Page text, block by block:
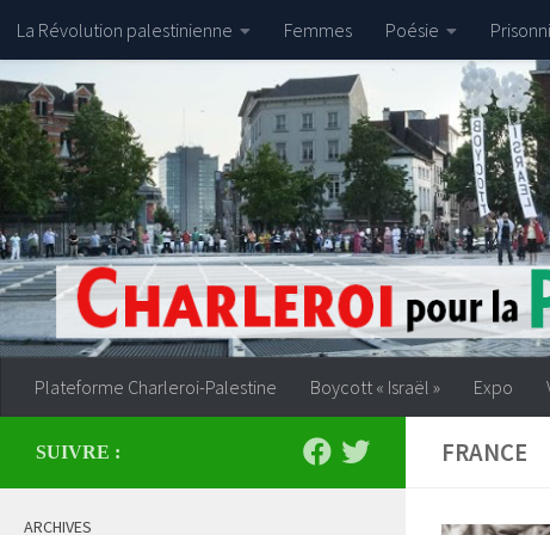
Skip to content
La Révolution palestinienne Femmes Poésie
Plateforme Charleroi-Palestine Boycott « Israël » Expo
FRANCE
SUIVRE :
ARCHIVES